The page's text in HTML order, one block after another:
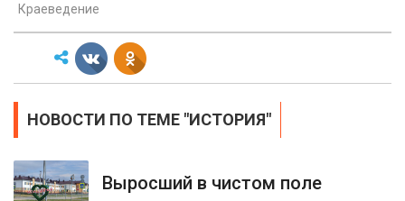
Краеведение
НОВОСТИ ПО ТЕМЕ "ИСТОРИЯ"
Выросший в чистом поле